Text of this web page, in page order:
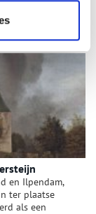
de nieuwe
en deelt
en Ilpendam,
ter plaatse
als een